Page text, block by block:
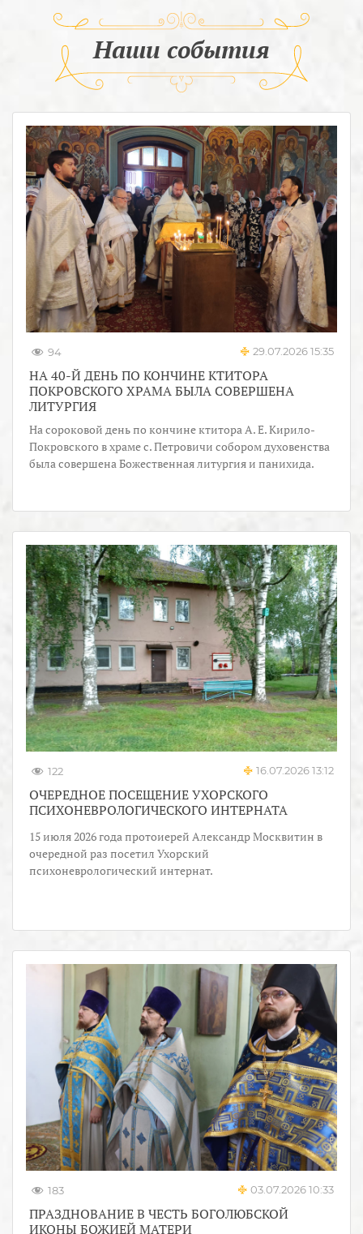
Наши события
94 29.07.2026 15:35
НА 40-Й ДЕНЬ ПО КОНЧИНЕ КТИТОРА
ПОКРОВСКОГО ХРАМА БЫЛА СОВЕРШЕНА
ЛИТУРГИЯ
На сороковой день по кончине ктитора А. Е. Кирило-
Покровского в храме с. Петровичи собором духовенства
была совершена Божественная литургия и панихида.
122 16.07.2026 13:12
ОЧЕРЕДНОЕ ПОСЕЩЕНИЕ УХОРСКОГО
ПСИХОНЕВРОЛОГИЧЕСКОГО ИНТЕРНАТА
15 июля 2026 года протоиерей Александр Москвитин в
очередной раз посетил Ухорский
психоневрологический интернат.
183 03.07.2026 10:33
ПРАЗДНОВАНИЕ В ЧЕСТЬ БОГОЛЮБСКОЙ
ИКОНЫ БОЖИЕЙ МАТЕРИ